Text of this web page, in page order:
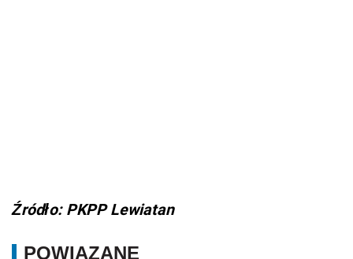
Źródło: PKPP Lewiatan
POWIĄZANE